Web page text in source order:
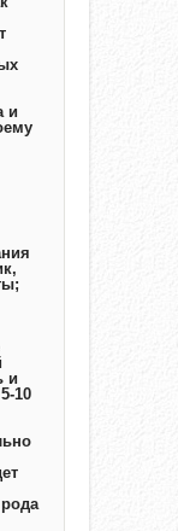
и
и
10